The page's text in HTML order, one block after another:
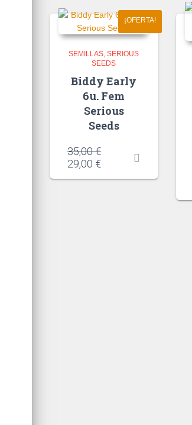
¡OFERTA!
SEMILLAS SERIOUS
SEEDS
Biddy Early
6u. Fem
Serious
Seeds
35,00€
29,00 €